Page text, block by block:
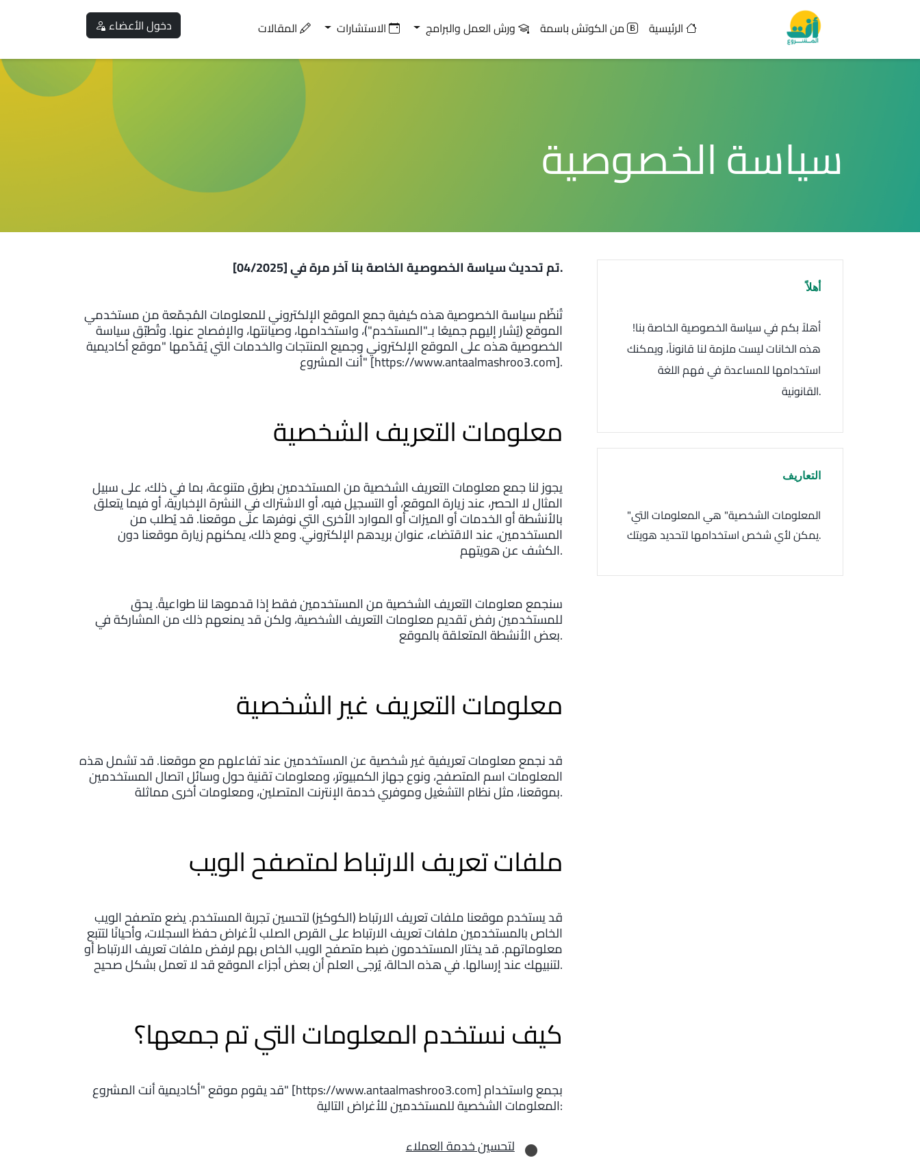
الرئيسية من الكوتش باسمة ورش العمل والبرامج الاستشارات المقالات دخول الأعضاء
سياسة الخصوصية
تم تحديث سياسة الخصوصية الخاصة بنا آخر مرة في [04/2025].
تُنظّم سياسة الخصوصية هذه كيفية جمع الموقع الإلكتروني للمعلومات المُجمّعة من مستخدمي
الموقع (يُشار إليهم جميعًا بـ"المستخدم")، واستخدامها، وصيانتها، والإفصاح عنها. وتُطبّق سياسة
الخصوصية هذه على الموقع الإلكتروني وجميع المنتجات والخدمات التي يُقدّمها "موقع أكاديمية
أنت المشروع" [https://www.antaalmashroo3.com].
معلومات التعريف الشخصية
يجوز لنا جمع معلومات التعريف الشخصية من المستخدمين بطرق متنوعة، بما في ذلك، على سبيل
المثال لا الحصر، عند زيارة الموقع، أو التسجيل فيه، أو الاشتراك في النشرة الإخبارية، أو فيما يتعلق
بالأنشطة أو الخدمات أو الميزات أو الموارد الأخرى التي نوفرها على موقعنا. قد يُطلب من
المستخدمين، عند الاقتضاء، عنوان بريدهم الإلكتروني. ومع ذلك، يمكنهم زيارة موقعنا دون
الكشف عن هويتهم.
سنجمع معلومات التعريف الشخصية من المستخدمين فقط إذا قدموها لنا طواعيةً. يحق
للمستخدمين رفض تقديم معلومات التعريف الشخصية، ولكن قد يمنعهم ذلك من المشاركة في
بعض الأنشطة المتعلقة بالموقع.
معلومات التعريف غير الشخصية
قد نجمع معلومات تعريفية غير شخصية عن المستخدمين عند تفاعلهم مع موقعنا. قد تشمل هذه
المعلومات اسم المتصفح، ونوع جهاز الكمبيوتر، ومعلومات تقنية حول وسائل اتصال المستخدمين
بموقعنا، مثل نظام التشغيل وموفري خدمة الإنترنت المتصلين، ومعلومات أخرى مماثلة.
ملفات تعريف الارتباط لمتصفح الويب
قد يستخدم موقعنا ملفات تعريف الارتباط (الكوكيز) لتحسين تجربة المستخدم. يضع متصفح الويب
الخاص بالمستخدمين ملفات تعريف الارتباط على القرص الصلب لأغراض حفظ السجلات، وأحيانًا لتتبع
معلوماتهم. قد يختار المستخدمون ضبط متصفح الويب الخاص بهم لرفض ملفات تعريف الارتباط أو
لتنبيهك عند إرسالها. في هذه الحالة، يُرجى العلم أن بعض أجزاء الموقع قد لا تعمل بشكل صحيح.
كيف نستخدم المعلومات التي تم جمعها؟
قد يقوم موقع "أكاديمية أنت المشروع" [https://www.antaalmashroo3.com] بجمع واستخدام
المعلومات الشخصية للمستخدمين للأغراض التالية:
لتحسين خدمة العملاء
أهلاً
أهلاً بكم في سياسة الخصوصية الخاصة بنا!
هذه الخانات ليست ملزمة لنا قانوناً، ويمكنك
استخدامها للمساعدة في فهم اللغة
القانونية.
التعاريف
"المعلومات الشخصية" هي المعلومات التي
يمكن لأي شخص استخدامها لتحديد هويتك.